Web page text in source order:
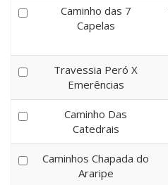
Caminho das 7
Capelas
Travessia Peró X
Emerências
Caminho Das
Catedrais
Caminhos Chapada do
Araripe